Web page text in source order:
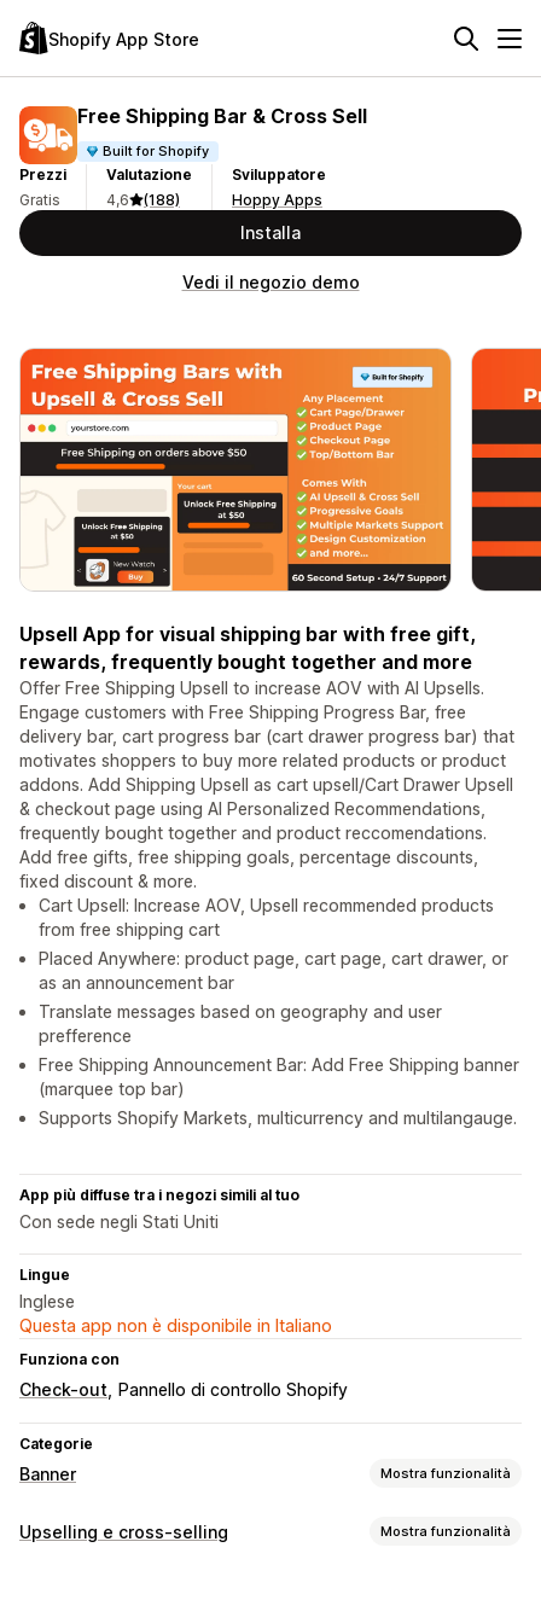
Shopify App Store
Free Shipping Bar & Cross Sell
Built for Shopify
Prezzi
Gratis
Valutazione
4,6
(188)
Sviluppatore
Hoppy Apps
Installa
Vedi il negozio demo
Upsell App for visual shipping bar with free gift,
rewards, frequently bought together and more
Offer Free Shipping Upsell to increase AOV with AI Upsells.
Engage customers with Free Shipping Progress Bar, free
delivery bar, cart progress bar (cart drawer progress bar) that
motivates shoppers to buy more related products or product
addons. Add Shipping Upsell as cart upsell/Cart Drawer Upsell
& checkout page using AI Personalized Recommendations,
frequently bought together and product reccomendations.
Add free gifts, free shipping goals, percentage discounts,
fixed discount & more.
Cart Upsell: Increase AOV, Upsell recommended products
from free shipping cart
Placed Anywhere: product page, cart page, cart drawer, or
as an announcement bar
Translate messages based on geography and user
prefference
Free Shipping Announcement Bar: Add Free Shipping banner
(marquee top bar)
Supports Shopify Markets, multicurrency and multilangauge.
App più diffuse tra i negozi simili al tuo
Con sede negli Stati Uniti
Lingue
Inglese
Questa app non è disponibile in Italiano
Funziona con
Check-out Pannello di controllo Shopify
Categorie
Banner Mostra funzionalità
Tipo di banner
Upselling e cross-selling Mostra funzionalità